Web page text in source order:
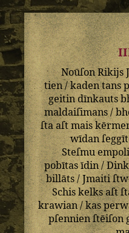
NoūſonRikijs
tien/kadentans
geitindīnkauts
maldaiſimans/
ſtaaſtmais
wīdan
Steſmu
pobītasīdin/
billāts/Jmaiti
Schiskelksaſt
krawian/kas
pſennienſtēiſon